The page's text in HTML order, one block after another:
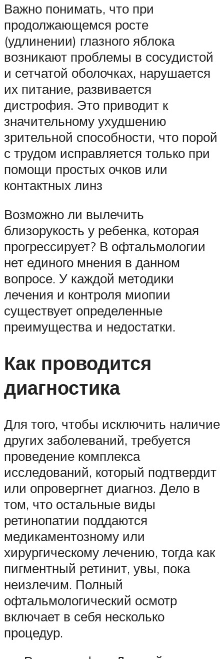
Важно понимать, что при
продолжающемся росте
(удлинении) глазного яблока
возникают проблемы в сосудистой
и сетчатой оболочках, нарушается
их питание, развивается
дистрофия. Это приводит к
значительному ухудшению
зрительной способности, что порой
с трудом исправляется только при
помощи простых очков или
контактных линз
Возможно ли вылечить
близорукость у ребенка, которая
прогрессирует? В офтальмологии
нет единого мнения в данном
вопросе. У каждой методики
лечения и контроля миопии
существует определенные
преимущества и недостатки.
Как проводится
диагностика
Для того, чтобы исключить наличие
других заболеваний, требуется
проведение комплекса
исследований, который подтвердит
или опровергнет диагноз. Дело в
том, что остальные виды
ретинопатии поддаются
медикаментозному или
хирургическому лечению, тогда как
пигментный ретинит, увы, пока
неизлечим. Полный
офтальмологический осмотр
включает в себя несколько
процедур.